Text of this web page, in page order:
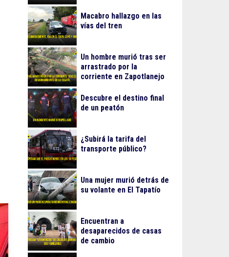
Macabro hallazgo en las
vías del tren
Un hombre murió tras ser
arrastrado por la
corriente en Zapotlanejo
Descubre el destino final
de un peatón
¿Subirá la tarifa del
transporte público?
Una mujer murió detrás de
su volante en El Tapatío
Encuentran a
desaparecidos de casas
de cambio